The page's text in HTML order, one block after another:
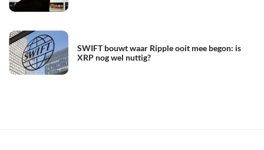
SWIFT bouwt waar Ripple ooit mee begon: is
XRP nog wel nuttig?